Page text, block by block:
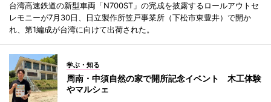
台湾高速鉄道の新型車両「N700ST」の完成を披露するロールアウトセ
レモニーが7月30日、日立製作所笠戸事業所（下松市東豊井）で開か
れ、第1編成が台湾に向けて出荷された。
学ぶ・知る
周南・中須自然の家で開所記念イベント 木工体験
やマルシェ